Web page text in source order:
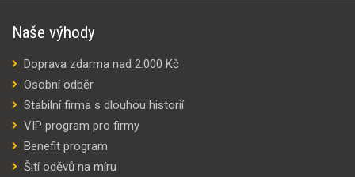
Naše výhody
Doprava zdarma nad 2.000 Kč
Osobní odběr
Stabilní firma s dlouhou historií
VIP program pro firmy
Benefit program
Šití oděvů na míru